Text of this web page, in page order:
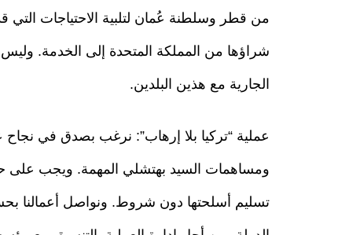
من قطر وسلطنة عُمان لتلبية الاحتياجات التي
شراؤها من المملكة المتحدة إلى الخدمة.
الجارية مع هذين البلدين.
عملية “تركيا بلا إرهاب”: نرغب بصدق في نجاح
ومساهمات السيد بهتشلي المهمة. ويجب على
تسليم أسلحتها دون شروط. ونواصل أعمالنا